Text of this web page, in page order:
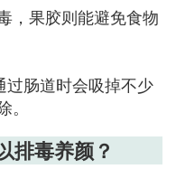
，果胶则能避免食物
过肠道时会吸掉不少
排毒养颜？